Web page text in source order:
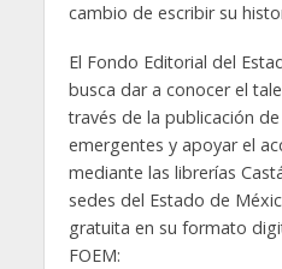
cambio de escribir su
El Fondo Editorial del
busca dar a conocer el
través de la publicación
emergentes y apoyar el
mediante las librerías
sedes del Estado de
gratuita en su formato
FOEM: